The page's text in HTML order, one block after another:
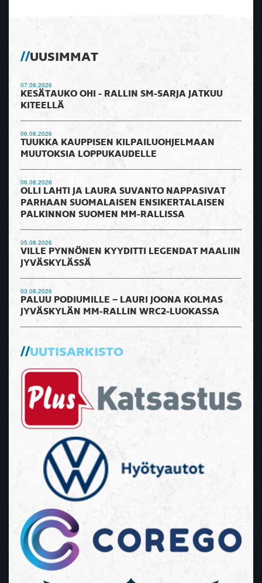
UUSIMMAT
07.08.2026
KESÄTAUKO OHI - RALLIN SM-SARJA JATKUU
KITEELLÄ
06.08.2026
TUUKKA KAUPPISEN KILPAILUOHJELMAAN
MUUTOKSIA LOPPUKAUDELLE
06.08.2026
OLLI LAHTI JA LAURA SUVANTO NAPPASIVAT
PARHAAN SUOMALAISEN ENSIKERTALAISEN
PALKINNON SUOMEN MM-RALLISSA
05.08.2026
VILLE PYNNÖNEN KYYDITTI LEGENDAT MAALIIN
JYVÄSKYLÄSSÄ
03.08.2026
PALUU PODIUMILLE – LAURI JOONA KOLMAS
JYVÄSKYLÄN MM-RALLIN WRC2-LUOKASSA
UUTISARKISTO